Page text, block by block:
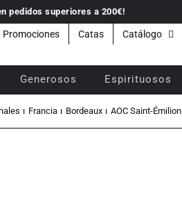
pedidos superiores a 200€!
Promociones Catas Catálogo
Generosos Espirituosos
Francia Bordeaux AOC Saint-Émilion